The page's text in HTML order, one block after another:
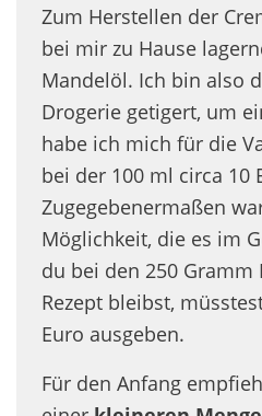
Zum Herstellen der
bei mir zu Hause
Mandelöl. Ich bin also
Drogerie getigert, um
habe ich mich für die
bei der 100 ml circa 10
Zugegebenermaßen
Möglichkeit, die es im
du bei den 250
Rezept bleibst,
Euro ausgeben.
Für den Anfang